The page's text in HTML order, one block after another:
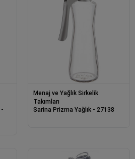
-
Menaj ve Yağlık Sirkelik
Takımları
Sarina Prizma Yağlık - 27138